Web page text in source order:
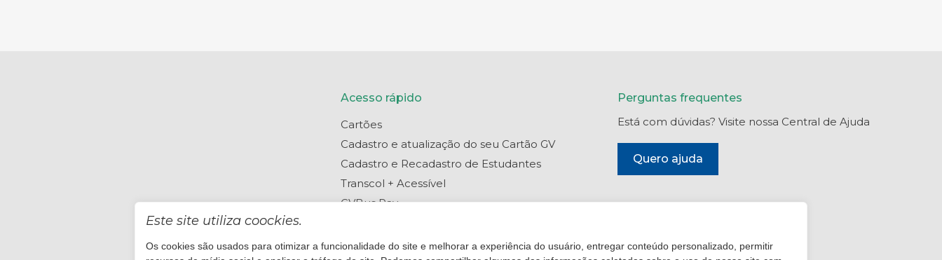
Acesso rápido
Cartões
Cadastro e atualização do seu Cartão GV
Cadastro e Recadastro de Estudantes
Transcol + Acessível
GVBus Pay
Central de Ajuda
Perguntas frequentes
Está com dúvidas? Visite nossa Central de Ajuda
Quero ajuda
Este site utiliza coockies.
Os cookies são usados para otimizar a funcionalidade do site e melhorar a experiência do usuário, entregar conteúdo personalizado, permitir